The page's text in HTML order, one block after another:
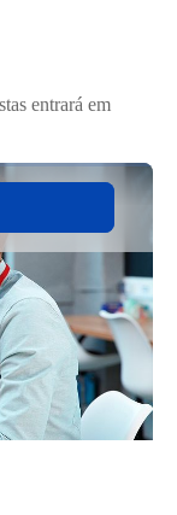
entrará em